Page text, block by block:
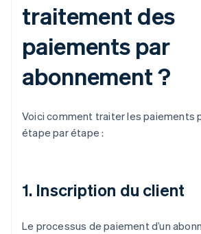
traitement des
paiements par
abonnement ?
Voici comment traiter les paiements
étape par étape :
1. Inscription du client
Le processus de paiement d’un